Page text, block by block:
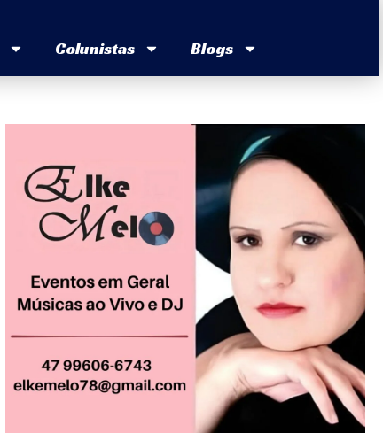
Colunistas Blogs